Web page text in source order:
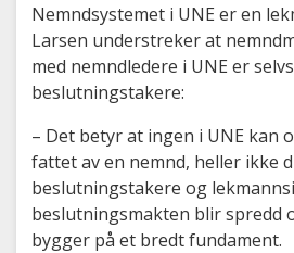
Nemndsystemet i UNE er en
Larsen understreker at
med nemndledere i UNE er
beslutningstakere:
– Det betyr at ingen i UNE kan
fattet av en nemnd, heller ikke
beslutningstakere og
beslutningsmakten blir spredd
bygger på et bredt fundament.